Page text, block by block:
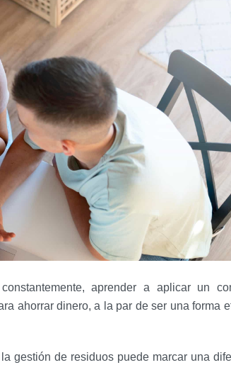
aprender a aplicar un
ahorrar dinero, a la par de ser una forma
gestión de residuos puede marcar una